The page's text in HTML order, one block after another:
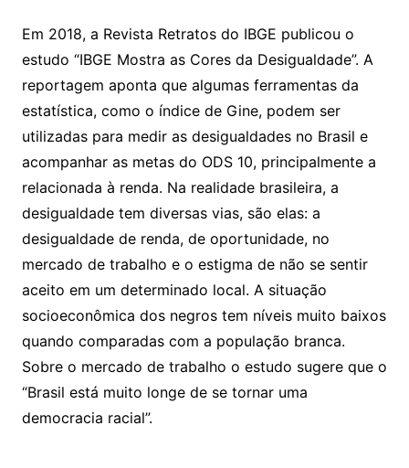
Em 2018, a Revista Retratos do IBGE publicou o
estudo “IBGE Mostra as Cores da Desigualdade”. A
reportagem aponta que algumas ferramentas da
estatística, como o índice de Gine, podem ser
utilizadas para medir as desigualdades no Brasil e
acompanhar as metas do ODS 10, principalmente a
relacionada à renda. Na realidade brasileira, a
desigualdade tem diversas vias, são elas: a
desigualdade de renda, de oportunidade, no
mercado de trabalho e o estigma de não se sentir
aceito em um determinado local. A situação
socioeconômica dos negros tem níveis muito baixos
quando comparadas com a população branca.
Sobre o mercado de trabalho o estudo sugere que o
“Brasil está muito longe de se tornar uma
democracia racial”.